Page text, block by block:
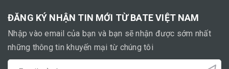
ĐĂNG KÝ NHẬN TIN MỚI TỪ BATE VIỆT NAM
Nhập vào email của bạn và bạn sẽ nhận được sớm nhất
những thông tin khuyến mại từ chúng tôi